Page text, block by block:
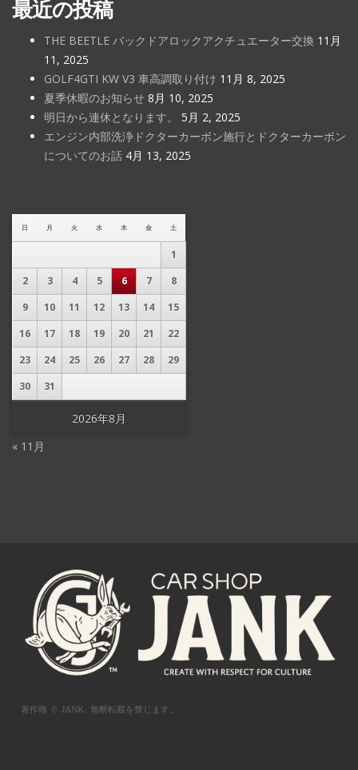
最近の投稿
THE BEETLE バックドアロックアクチュエーター交換 11月
11, 2025
GOLF4GTI KW V3 車高調取り付け 11月 8, 2025
夏季休暇のお知らせ 8月 10, 2025
明日から連休となります。
5月 2, 2025
エンジン内部洗浄ドクターカーボン施行とドクターカーボン
についてのお話 4月 13, 2025
2026年8月
日 月 火 水 木 金 土
1
2
3 4 5 6 7
8
9
10 11 12 13 14
15
16
17 18 19 20 21
22
23
24 25 26 27 28
29
30
31
« 11月
著作権 © JANK. 無断転載を禁じます。